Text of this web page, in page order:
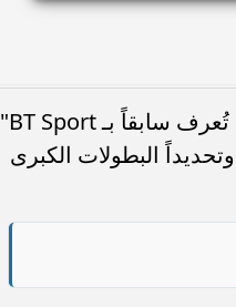
تُعد باقة القنوات الرياضية المعروفة حالياً باسم TNT Sports "التي كانت تُعرف سابقاً بـ BT Sport"
البطولات الكبرى